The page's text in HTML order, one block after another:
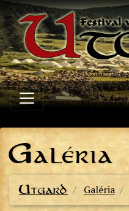
Galéria
Utgard Galéria